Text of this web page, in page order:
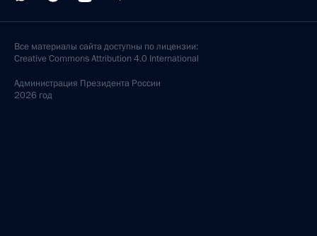
Все материалы сайта доступны по лицензии:
Creative Commons Attribution 4.0 International
Администрация Президента России
2026 год